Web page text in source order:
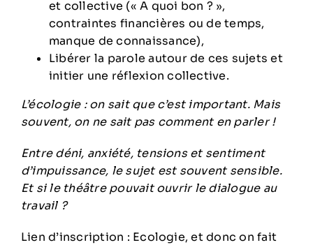
et collective (« A quoi bon ? »,
contraintes financières ou de temps,
manque de connaissance),
Libérer la parole autour de ces sujets et
initier une réflexion collective.
L’écologie : on sait que c’est important. Mais
souvent, on ne sait pas comment en parler !
Entre déni, anxiété, tensions et sentiment
d’impuissance, le sujet est souvent sensible.
Et si le théâtre pouvait ouvrir le dialogue au
travail ?
Lien d’inscription : Ecologie, et donc on fait